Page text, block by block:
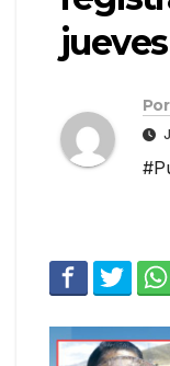
jueves
Por